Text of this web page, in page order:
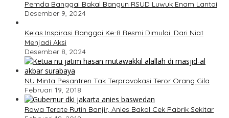
Pemda Banggai Bakal Bangun RSUD Luwuk Enam Lantai
Desember 9, 2024
Kelas Inspirasi Banggai Ke-8 Resmi Dimulai: Dari Niat
Menjadi Aksi
Desember 8, 2024
NU Minta Pesantren Tak Terprovokasi Teror Orang Gila
Februari 19, 2018
Rawa Terate Rutin Banjir, Anies Bakal Cek Pabrik Sekitar